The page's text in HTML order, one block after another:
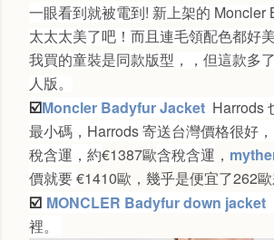
一眼看到就被電到! 新上架的 Moncler
太太太美了吧！而且連毛領配色都好
我買的童裝是同款版型，，但這款多
人版。
☑️Moncler Badyfur Jacket Harrods
最小碼，Harrods寄送台灣價格很好，
稅含運，約€1387歐含稅含運 ，
價就要€1410歐，幾乎是便宜了262歐
☑️ MONCLER Badyfur down jacket
裡。